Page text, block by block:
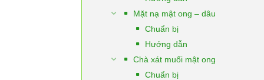
Mặt nạ mật ong – dâu
Chuẩn bị
Hướng dẫn
Chà xát muối mật ong
Chuẩn bị